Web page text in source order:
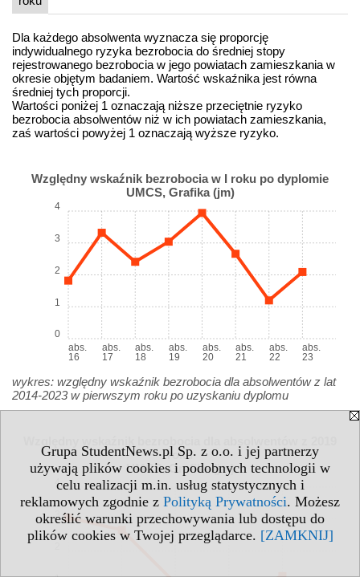
Grupa StudentNews.pl Sp. z o.o. i jej partnerzy
używają plików cookies i podobnych technologii w
celu realizacji m.in. usług statystycznych i
reklamowych zgodnie z Polityką Prywatności. Możesz
określić warunki przechowywania lub dostępu do
plików cookies w Twojej przeglądarce. [ZAMKNIJ]
Dla każdego absolwenta wyznacza się proporcję
indywidualnego ryzyka bezrobocia do średniej stopy
rejestrowanego bezrobocia w jego powiatach zamieszkania w
okresie objętym badaniem. Wartość wskaźnika jest równa
średniej tych proporcji.
Wartości poniżej 1 oznaczają niższe przeciętnie ryzyko
bezrobocia absolwentów niż w ich powiatach zamieszkania,
zaś wartości powyżej 1 oznaczają wyższe ryzyko.
Względny wskaźnik bezrobocia w I roku po dyplomie
UMCS, Grafika (jm)
abs.
16
abs.
17
abs.
18
abs.
19
abs.
20
abs.
21
abs.
22
abs.
23
0
1
2
3
4
wykres: względny wskaźnik bezrobocia dla absolwentów z lat
2014-2023 w pierwszym roku po uzyskaniu dyplomu
roku
UMCS, Grafika (jm)
3
4